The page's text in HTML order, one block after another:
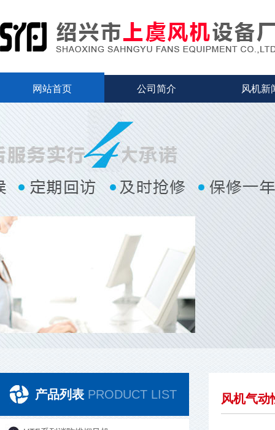
网站首页 公司简介 风机新
产品列表 PRODUCT LIST 风机气动